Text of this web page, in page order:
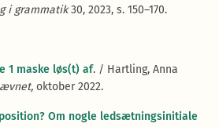
i grammatik30, 2023, s. 150–170.
1 maske løs(t) af. / Hartling, Anna
oktober 2022.
Om nogle ledsætningsinitiale